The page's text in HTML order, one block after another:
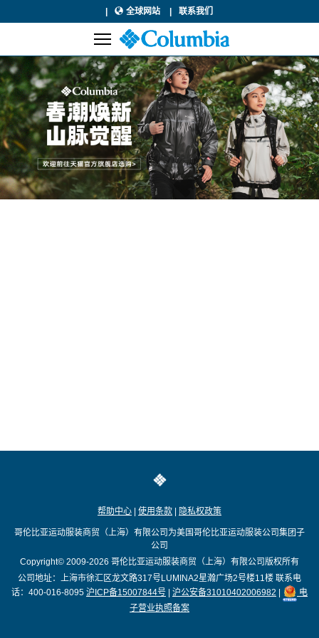
全球网站 联系我们
帮助中心 使用条款 隐私权政策
哥伦比亚运动服装商贸（上海）有限公司为美国哥伦比亚运动服装公司集团子
公司
Copyright© 2009-2026 哥伦比亚运动服装商贸（上海）有限公司版权所有
公司地址：上海市徐汇区龙文路317号LUMINA2星瀚广场2号楼11楼 联系电
话：400-016-8095 沪ICP备15007844号 沪公安备31010402006982
电
子营业执照备案